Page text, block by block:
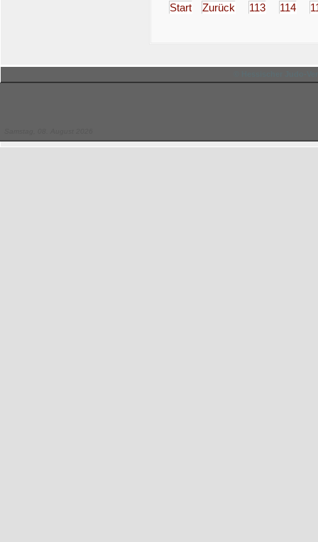
Start Zurück 113 114